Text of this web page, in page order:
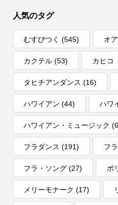
人気のタグ
むすびつく (545) オ
カクテル(53) カヒコ
タヒチアンダンス (16)
ハワイアン (44) ハワ
ハワイアン・ミュージック
フラダンス (191) フ
フラ・ソング(27) ポ
メリーモナーク (17)